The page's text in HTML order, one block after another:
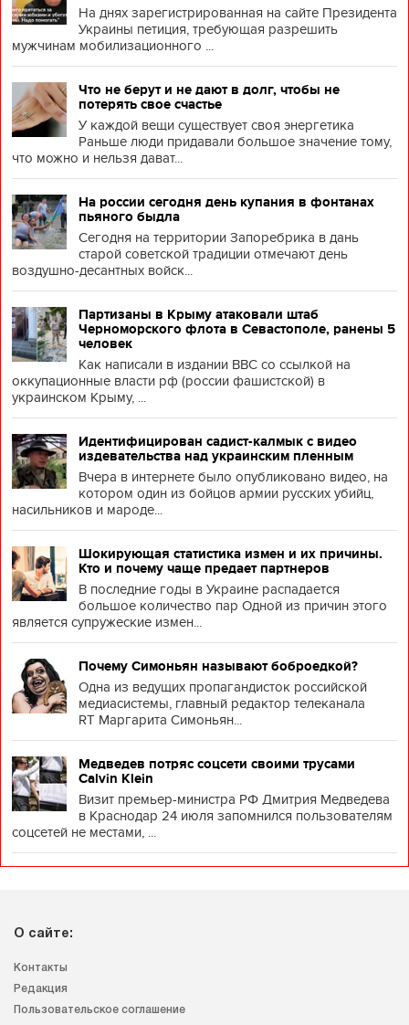
На днях зарегистрированная на сайте Президента
Украины петиция, требующая разрешить
мужчинам мобилизационного ...
Что не берут и не дают в долг, чтобы не
потерять свое счастье
У каждой вещи существует своя энергетика
Раньше люди придавали большое значение тому,
что можно и нельзя дават...
На россии сегодня день купания в фонтанах
пьяного быдла
Сегодня на территории Запоребрика в дань
старой советской традиции отмечают день
воздушно-десантных войск...
Партизаны в Крыму атаковали штаб
Черноморского флота в Севастополе, ранены 5
человек
Как написали в издании BBC со ссылкой на
оккупационные власти рф (россии фашистской) в
украинском Крыму, ...
Идентифицирован садист-калмык с видео
издевательства над украинским пленным
Вчера в интернете было опубликовано видео, на
котором один из бойцов армии русских убийц,
насильников и мароде...
Шокирующая статистика измен и их причины.
Кто и почему чаще предает партнеров
В последние годы в Украине распадается
большое количество пар Одной из причин этого
является супружеские измен...
Почему Симоньян называют боброедкой?
Одна из ведущих пропагандисток российской
медиасистемы, главный редактор телеканала
RT Маргарита Симоньян...
Медведев потряс соцсети своими трусами
Calvin Klein
Визит премьер-министра РФ Дмитрия Медведева
в Краснодар 24 июля запомнился пользователям
соцсетей не местами, ...
О сайте:
Контакты
Редакция
Пользовательское соглашение